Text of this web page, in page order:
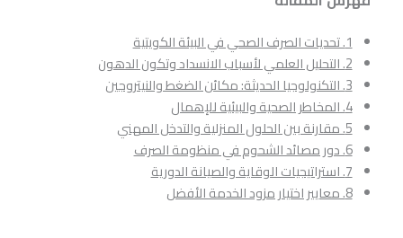
1. تحديات الصرف الصحي في البيئة الكويتية
2. التحليل العلمي لأسباب الانسداد وتكون الدهون
3. التكنولوجيا الحديثة: مكائن الضغط والنيتروجين
4. المخاطر الصحية والبيئية للإهمال
5. مقارنة بين الحلول المنزلية والتدخل المهني
6. دور مصائد الشحوم في منظومة الصرف
7. استراتيجيات الوقاية والصيانة الدورية
8. معايير اختيار مزود الخدمة الأفضل